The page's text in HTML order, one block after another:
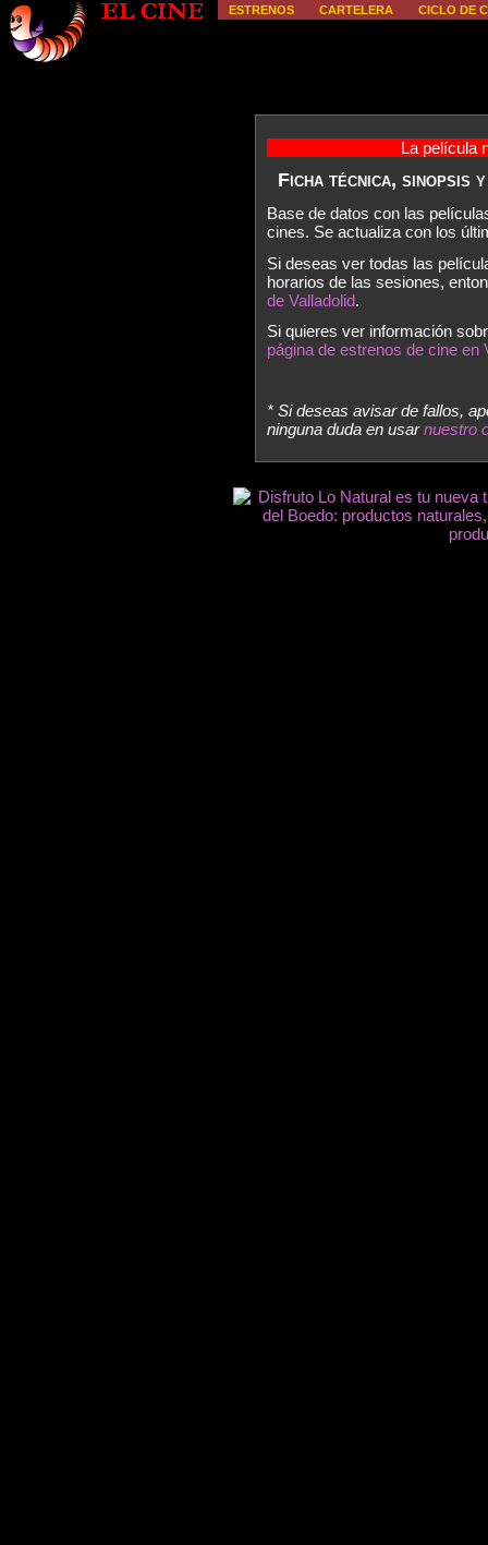
ESTRENOS CARTELERA CICLO DE
La película
Ficha técnica, sinopsis
Base de datos con las
cines. Se actualiza con los
Si deseas ver todas las
horarios de las sesiones,
de Valladolid.
Si quieres ver información
página de estrenos de cine en
* Si deseas avisar de fallos,
ninguna duda en usarnuestro